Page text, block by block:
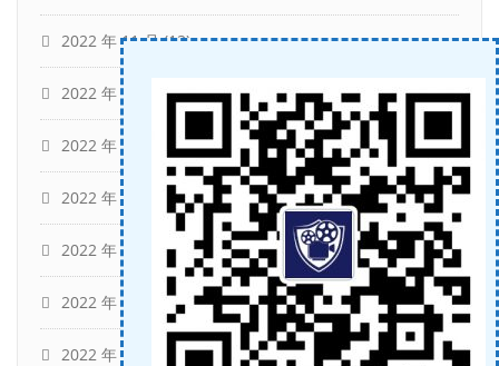
2022 年 11 月(13)
2022 年 10 月 (7)
2022 年 9 月 (12)
2022 年 8 月 (12)
2022 年 7 月 (12)
2022 年 6 月 (13)
2022 年 5 月